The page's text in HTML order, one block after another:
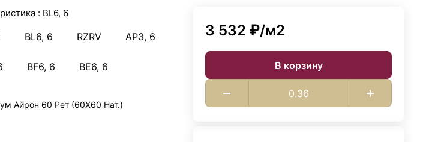
: BL6, 6
BL6, 6 RZRV AP3, 6
BF6, 6 BE6, 6
Айрон 60 Рет (60X60 Нат.)
3 532 ₽/м2
В корзину